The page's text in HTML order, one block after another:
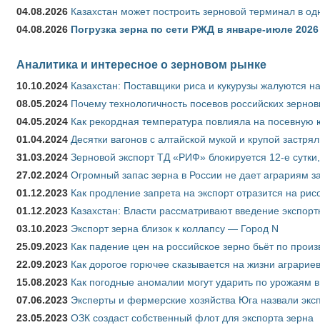
04.08.2026 Казахстан может построить зерновой терминал в
04.08.2026 Погрузка зерна по сети РЖД в январе-июле
Аналитика и интересное о зерновом рынке
10.10.2024 Казахстан: Поставщики риса и кукурузы жалуются
08.05.2024 Почему технологичность посевов российских
04.05.2024 Как рекордная температура повлияла на
01.04.2024 Десятки вагонов с алтайской мукой и крупой
31.03.2024 Зерновой экспорт ТД «РИФ» блокируется 12-е
27.02.2024 Огромный запас зерна в России не дает аграриям
01.12.2023 Как продление запрета на экспорт отразится на
01.12.2023 Казахстан: Власти рассматривают введение
03.10.2023 Экспорт зерна близок к коллапсу — Город N
25.09.2023 Как падение цен на российское зерно бьёт по
22.09.2023 Как дорогое горючее сказывается на жизни аграриев
15.08.2023 Как погодные аномалии могут ударить по урожаям
07.06.2023 Эксперты и фермерские хозяйства Юга назвали
23.05.2023 ОЗК создаст собственный флот для экспорта зерна